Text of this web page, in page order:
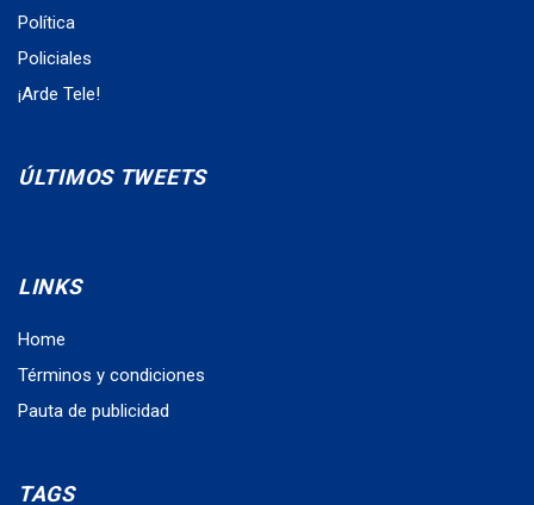
Política
Policiales
¡Arde Tele!
ÚLTIMOS TWEETS
LINKS
Home
Términos y condiciones
Pauta de publicidad
TAGS